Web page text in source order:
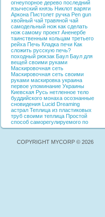
огнеупорное дерево последний
языческий князь Никлот варяги
Аркона Пистолет ручка Pen gun
хвойный чай травяной чай
самодельный нож как сделать
нож самому проект Аненербе
таинственным кольцам третьего
рейха Печь Кладка печи Как
сложить русскую печь?
походный рюкзак Баул Баул для
вещей своими руками
Маскировочная сеть
Маскировочная сеть своими
руками маскировка украина
первое упоминание Украины
Киевская Русь нетленное тело
буддийского монаха осознанные
сновидения Lucid Dreaming
астрал Теплица из пластиковых
труб своими теплица Простой
способ саморегулируемого по
COPYRIGHT MYCORP © 2026